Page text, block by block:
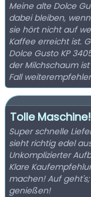
Meine alte Dolce
dabei bleiben,
sie hört nicht auf
Kaffee erreicht ist.
Dolce Gusto KP
der Milchschaum
Fall
Tolle Maschine!
Super schnelle
sieht richtig edel
Unkomplizierter
Klare
machen! Auf
genießen!